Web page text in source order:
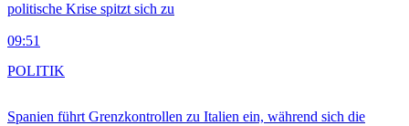
politische Krise spitzt sich zu
09:51
Spanien führt Grenzkontrollen zu Italien ein, während sich die
POLITIK